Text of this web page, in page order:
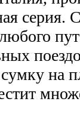
серия.
на